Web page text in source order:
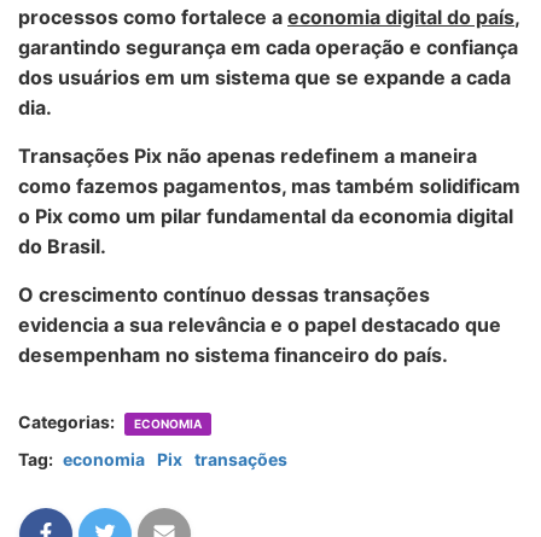
processos como fortalece a economia digital do país,
garantindo segurança em cada operação e confiança
dos usuários em um sistema que se expande a cada
dia.
Transações Pix não apenas redefinem a maneira
como fazemos pagamentos, mas também solidificam
o Pix como um pilar fundamental da economia digital
do Brasil.
O crescimento contínuo dessas transações
evidencia a sua relevância e o papel destacado que
desempenham no sistema financeiro do país.
Categorias: ECONOMIA
Tag: economia Pix transações